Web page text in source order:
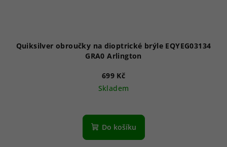
Quiksilver obroučky na dioptrické brýle EQYEG03134
GRA0 Arlington
699 Kč
Skladem
Do košíku